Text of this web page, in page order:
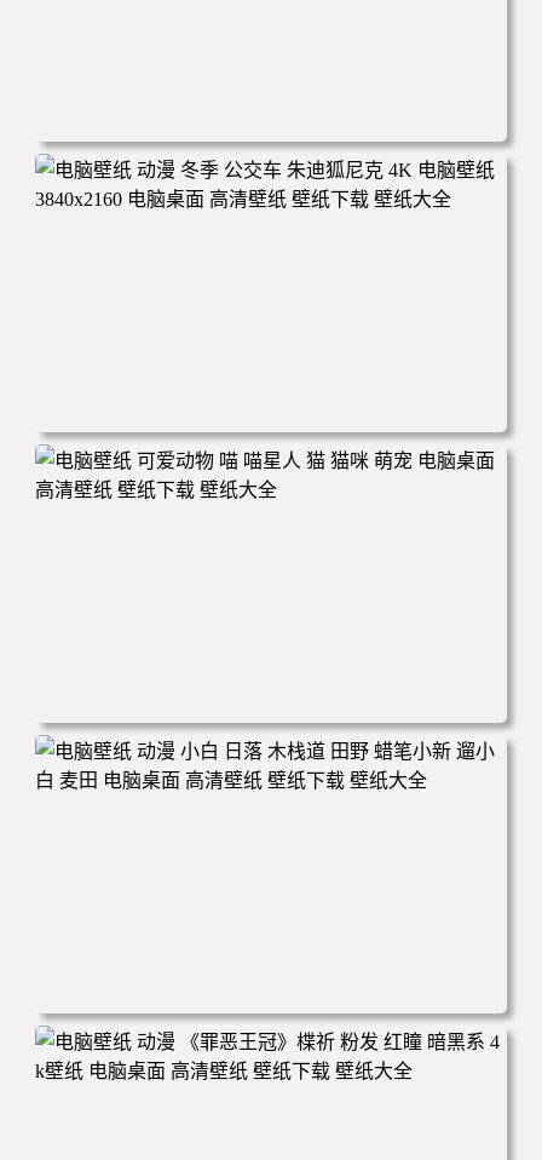
电脑壁纸 完美世界 荒天帝石昊 4K高清动漫壁纸 电脑桌面
高清壁纸 壁纸下载 壁纸大全
电脑壁纸 动漫 冬季 公交车 朱迪狐尼克 4K 电脑壁纸 3840x2
160 电脑桌面 高清壁纸 壁纸下载 壁纸大全
电脑壁纸 可爱动物 喵 喵星人 猫 猫咪 萌宠 电脑桌面 高清壁
纸 壁纸下载 壁纸大全
电脑壁纸 动漫 小白 日落 木栈道 田野 蜡笔小新 遛小白 麦田
电脑桌面 高清壁纸 壁纸下载 壁纸大全